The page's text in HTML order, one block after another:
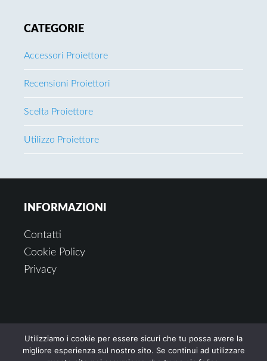
CATEGORIE
Accessori Proiettore
Recensioni Proiettori
Scelta Proiettore
Utilizzo Proiettore
INFORMAZIONI
Contatti
Cookie Policy
Privacy
Programma Affiliazione Amazon EU, un programma
di affiliazione che permette ai siti web di percepire
Utilizziamo i cookie per essere sicuri che tu possa avere la
migliore esperienza sul nostro sito. Se continui ad utilizzare